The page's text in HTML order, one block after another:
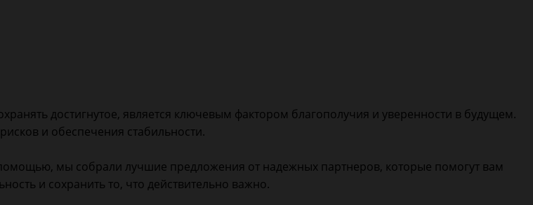
достигнутое, является ключевым фактором благополучия и уверенности в будущем.
и обеспечения стабильности.
мы собрали лучшие предложения от надежных партнеров, которые помогут вам
и сохранить то, что действительно важно.